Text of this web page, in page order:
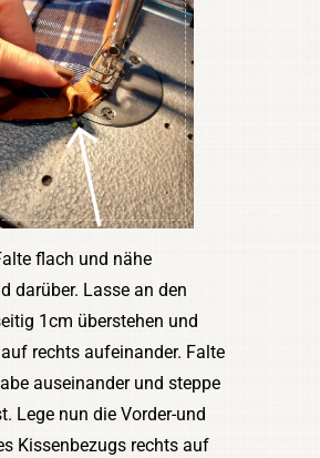
flach und nähe
darüber. Lasse an den
1cm überstehen und
rechts aufeinander. Falte
auseinander und steppe
Lege nun die Vorder-und
Kissenbezugs rechts auf